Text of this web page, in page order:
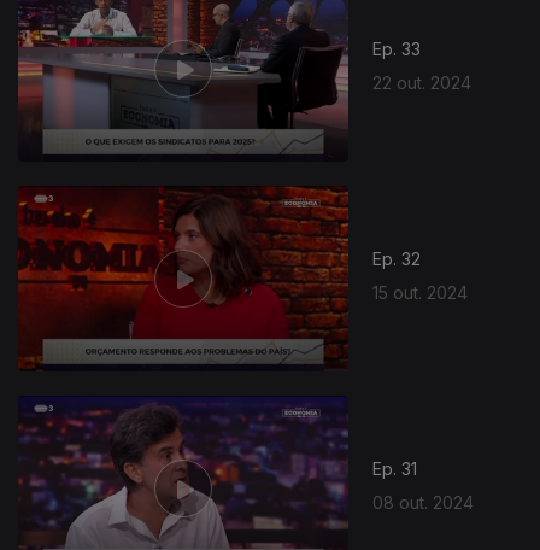
Ep. 33
22 out. 2024
Ep. 32
15 out. 2024
Ep. 31
08 out. 2024